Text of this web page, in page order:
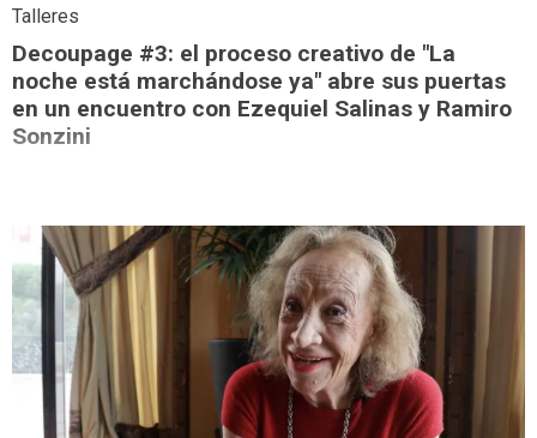
Talleres
Decoupage #3: el proceso creativo de "La
noche está marchándose ya" abre sus puertas
en un encuentro con Ezequiel Salinas y Ramiro
Sonzini